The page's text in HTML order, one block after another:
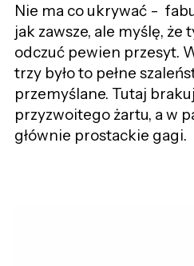
Nie ma co ukrywać -
jak zawsze, ale myślę, że
odczuć pewien przesyt.
trzy było to pełne
przemyślane. Tutaj
przyzwoitego żartu, a w
głównie prostackie gagi.